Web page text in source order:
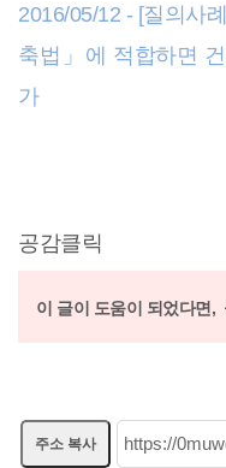
2016/05/12 - [질의사
축법」에 적합하면
가
공감클릭
이 글이 도움이 되었다면,
주소 복사